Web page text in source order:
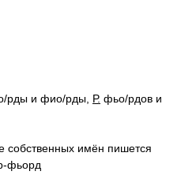
рды и фио/рды, Р. фьо/рдов и
собственных имён пишется
фьорд